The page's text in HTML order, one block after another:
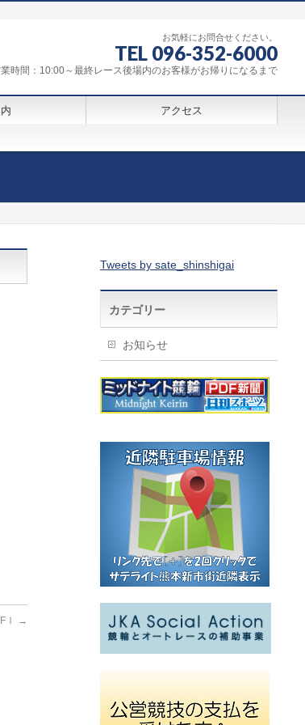
お気軽にお問合せください。
TEL 096-352-6000
時間：10:00～最終レース後場内のお客様がお帰りになるまで
アクセス
→
Tweets by sate_shinshigai
カテゴリー
お知らせ